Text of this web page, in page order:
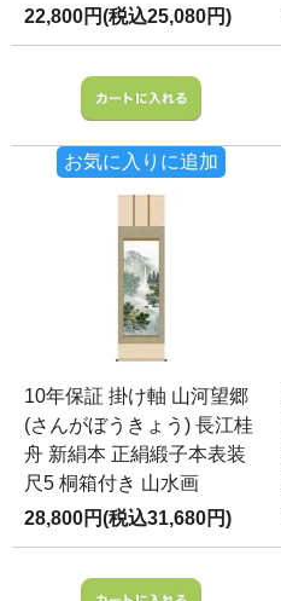
22,800円(税込25,080円)
お気に入りに追加
10年保証 掛け軸 山河望郷
(さんがぼうきょう) 長江桂
舟 新絹本 正絹緞子本表装
尺5 桐箱付き 山水画
28,800円(税込31,680円)